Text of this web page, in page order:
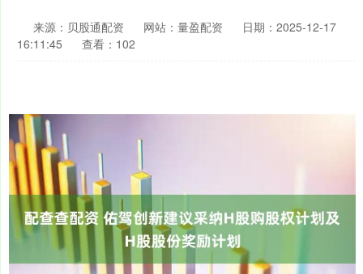
来源：贝股通配资 网站：量盈配资
日期：2025-12-17
16:11:45
查看：102